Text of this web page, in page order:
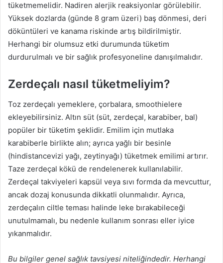
tüketmemelidir. Nadiren alerjik reaksiyonlar görülebilir.
Yüksek dozlarda (günde 8 gram üzeri) baş dönmesi, deri
döküntüleri ve kanama riskinde artış bildirilmiştir.
Herhangi bir olumsuz etki durumunda tüketim
durdurulmalı ve bir sağlık profesyoneline danışılmalıdır.
Zerdeçalı nasıl tüketmeliyim?
Toz zerdeçalı yemeklere, çorbalara, smoothielere
ekleyebilirsiniz. Altın süt (süt, zerdeçal, karabiber, bal)
popüler bir tüketim şeklidir. Emilim için mutlaka
karabiberle birlikte alın; ayrıca yağlı bir besinle
(hindistancevizi yağı, zeytinyağı) tüketmek emilimi artırır.
Taze zerdeçal kökü de rendelenerek kullanılabilir.
Zerdeçal takviyeleri kapsül veya sıvı formda da mevcuttur,
ancak dozaj konusunda dikkatli olunmalıdır. Ayrıca,
zerdeçalın ciltle teması halinde leke bırakabileceği
unutulmamalı, bu nedenle kullanım sonrası eller iyice
yıkanmalıdır.
Bu bilgiler genel sağlık tavsiyesi niteliğindedir. Herhangi